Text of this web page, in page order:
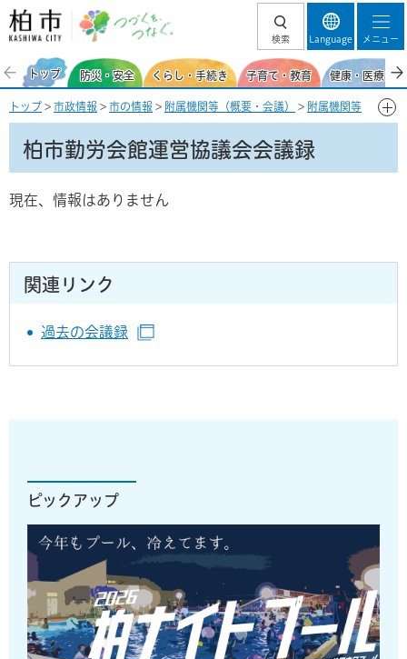
柏市 つづくを、
検索 Language メニュー
トップ 防災・安全 くらし・手続き 子育て・教育 健康・医療・
トップ > 市政情報 > 市の情報 > 附属機関等（概要・会議） > 附属機関等
の会議録・開催状況>社会基盤・産業> 柏市勤労会館運営協議会会議録
柏市勤労会館運営協議会会議録
現在、情報はありません
関連リンク
過去の会議録
ピックアップ